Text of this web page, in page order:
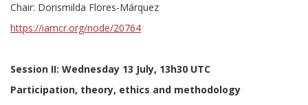
Chair: Dorismilda Flores-Márquez
https://iamcr.org/node/20764
Session II: Wednesday 13 July, 13h30 UTC
Participation, theory, ethics and methodology